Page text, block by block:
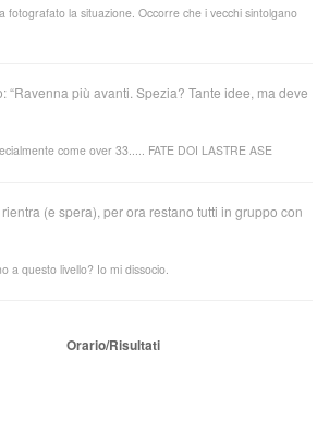
fotografato la situazione. Occorre che i vecchi sintolgano
“Ravenna più avanti. Spezia? Tante idee, ma deve
come over 33..... FATE DOI LASTRE ASE
(e spera), per ora restano tutti in gruppo con
a questo livello? Io mi dissocio.
Orario/Risultati